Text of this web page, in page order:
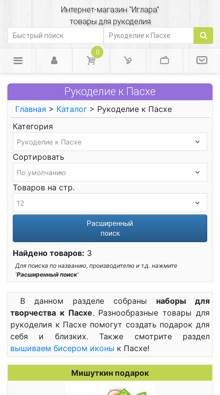
Интернет-магазин "Иглара"
товары для рукоделия
0
Рукоделие к Пасхе
Главная > Каталог > Рукоделие к Пасхе
Категория
Сортировать
Товаров на стр.
Расширенный
поиск
Найдено товаров: 3
Для поиска по названию, производителю и т.д. нажмите
'Расширенный поиск'
В данном разделе собраны наборы для
творчества к Пасхе. Разнообразные товары для
рукоделия к Пасхе помогут создать подарок для
себя и близких. Также смотрите раздел
вышиваем бисером иконы к Пасхе!
Мишуткин подарок